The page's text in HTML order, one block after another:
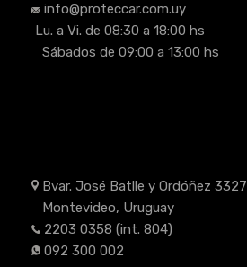
info@proteccar.com.uy
Lu. a Vi. de 08:30 a 18:00 hs
Sábados de 09:00 a 13:00 hs
Bvar. José Batlle y Ordóñez 3327
Montevideo, Uruguay
2203 0358 (int. 804)
092 300 002